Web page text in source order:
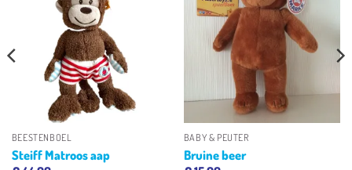
Toevoegen
verlanglijst
BEESTENBOEL
Steiff Matroos aap
Toevoegen
aan
verlanglijst
BABY & PEUTER
Bruine beer